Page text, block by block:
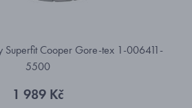
Superfit Cooper Gore-tex 1-006411-
5500
1 989 Kč